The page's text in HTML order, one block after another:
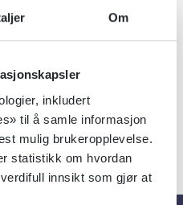
Om
inkludert
til å samle informasjon
mulig brukeropplevelse.
statistikk om hvordan
innsikt som gjør at
om
faglig retningslinje